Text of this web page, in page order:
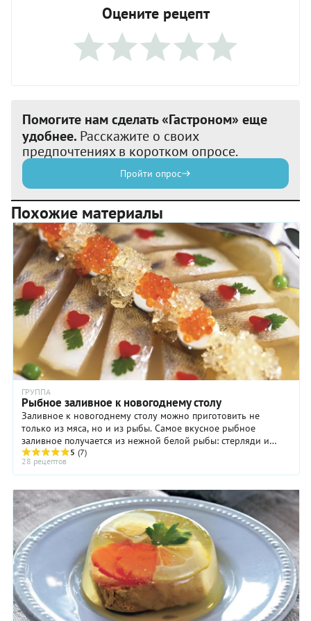
Оцените рецепт
Помогите нам сделать «Гастроном» еще
удобнее. Расскажите о своих
предпочтениях в коротком опросе.
Пройти опрос
Похожие материалы
ГРУППА
Рыбное заливное к новогоднему столу
Заливное к новогоднему столу можно приготовить не
только из мяса, но и из рыбы. Самое вкусное рыбное
заливное получается из нежной белой рыбы: стерляди и
судака. Впрочем, рыба попроще – карп, щука, ...
5 (7)
28 рецептов